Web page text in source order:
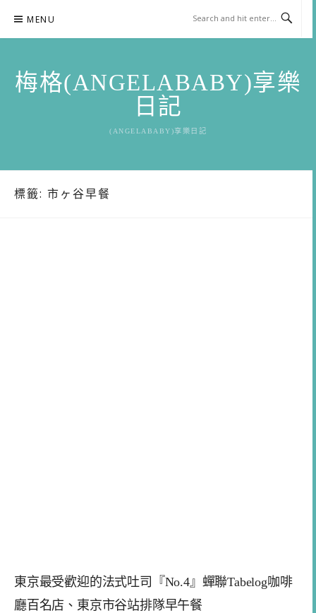
content
MENU
梅格(ANGELABABY)享樂
日記
(ANGELABABY)享樂日記
標籤: 市ヶ谷早餐
東京最受歡迎的法式吐司『No.4』蟬聯Tabelog咖啡
廳百名店、東京市谷站排隊早午餐